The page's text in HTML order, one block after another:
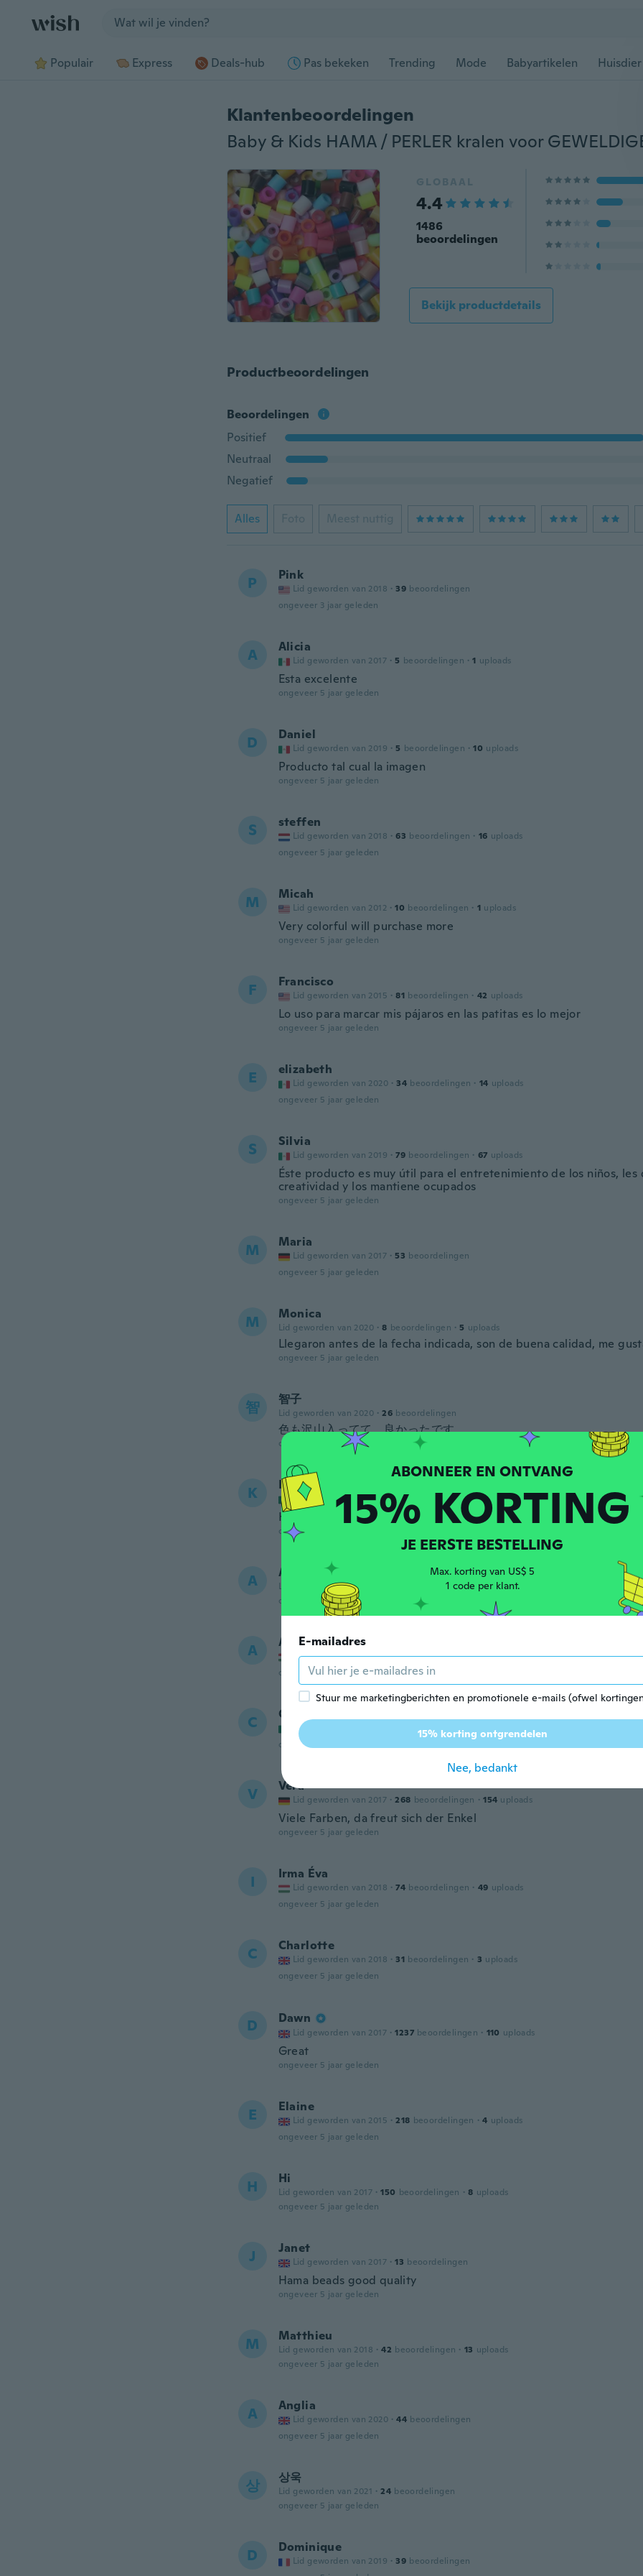
Populair Express Deals-hub Pas bekeken Trending Mode Babyartikelen
Klantenbeoordelingen
GLOBAAL
4.4
1486
beoordelingen
Bekijk productdetails
Productbeoordelingen
Beoordelingen
Positief
Neutraal
Negatief
Alles Foto Meest nuttig
P Pink
Lid geworden van 2018 · 39 beoordelingen
ongeveer 3 jaar geleden
A Alicia
Lid geworden van 2017 · 5 beoordelingen · 1 uploads
Esta excelente
ongeveer 5 jaar geleden
D Daniel
Lid geworden van 2019 · 5 beoordelingen · 10 uploads
Producto tal cual la imagen
ongeveer 5 jaar geleden
S steffen
Lid geworden van 2018 · 63 beoordelingen · 16 uploads
ongeveer 5 jaar geleden
M Micah
Lid geworden van 2012 · 10 beoordelingen · 1 uploads
Very colorful will purchase more
ongeveer 5 jaar geleden
F Francisco
Lid geworden van 2015 · 81 beoordelingen · 42 uploads
Lo uso para marcar mis pájaros en las patitas es lo mejor
ongeveer 5 jaar geleden
E elizabeth
Lid geworden van 2020 · 34 beoordelingen · 14 uploads
ongeveer 5 jaar geleden
S Silvia
Lid geworden van 2019 · 79 beoordelingen · 67 uploads
Éste producto es muy útil para el entretenimiento de los niños, les
creatividad y los mantiene ocupados
ongeveer 5 jaar geleden
M Maria
Lid geworden van 2017 · 53 beoordelingen
ongeveer 5 jaar geleden
M Monica
Lid geworden van 2020 · 8 beoordelingen · 5 uploads
Llegaron antes de la fecha indicada, son de buena calidad, me
ongeveer 5 jaar geleden
智 智子
Lid geworden van 2020 · 26 beoordelingen
色も沢山入ってて、良かったです。
ongeveer 5 jaar geleden
K Karely
Lid geworden van 2019 · 6 beoordelingen · 5 uploads
Hablando solo de los colores son muy bonitos, tiene mucha
ongeveer 5 jaar geleden
A Annie
Lid geworden van 2017 beoordelingen · 17 uploads
ongeveer 5 jaar geleden
A Anita
Lid geworden van 2017 · 132 beoordelingen
ongeveer 5 jaar geleden
C Claudia
Lid geworden van 2018 beoordelingen
uploads
ongeveer 5 jaar geleden
V Vera
Lid geworden van 2017 · 268 beoordelingen · 154 uploads
Viele Farben, da freut sich der Enkel
ongeveer 5 jaar geleden
I Irma Éva
Lid geworden van 2018 · 74 beoordelingen · 49 uploads
ongeveer 5 jaar geleden
C Charlotte
Lid geworden van 2018 · 31 beoordelingen · 3 uploads
ongeveer 5 jaar geleden
D Dawn
Lid geworden van 2017 · 1237 beoordelingen · 110 uploads
Great
ongeveer 5 jaar geleden
E Elaine
Lid geworden van 2015 · 218 beoordelingen · 4 uploads
ongeveer 5 jaar geleden
H Hi
Lid geworden van 2017 · 150 beoordelingen · 8 uploads
ongeveer 5 jaar geleden
J Janet
Lid geworden van 2017 · 13 beoordelingen
Hama beads good quality
ongeveer 5 jaar geleden
M Matthieu
Lid geworden van 2018 · 42 beoordelingen · 13 uploads
ongeveer 5 jaar geleden
A Anglia
Lid geworden van 2020 · 44 beoordelingen
ongeveer 5 jaar geleden
상 상욱
Lid geworden van 2021 · 24 beoordelingen
ongeveer 5 jaar geleden
D Dominique
Lid geworden van 2019 · 39 beoordelingen
15% KORTING
JE EERSTE BESTELLING
Max. korting van US$ 5
1 code per klant.
E-mailadres
Stuur me marketingberichten en promotionele e-mails (ofwel
15% korting ontgrendelen
Nee, bedankt